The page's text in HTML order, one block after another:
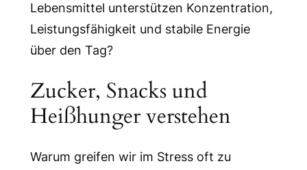
Lebensmittel unterstützen Konzentration,
Leistungsfähigkeit und stabile Energie
über den Tag?
Zucker, Snacks und
Heißhunger verstehen
Warum greifen wir im Stress oft zu